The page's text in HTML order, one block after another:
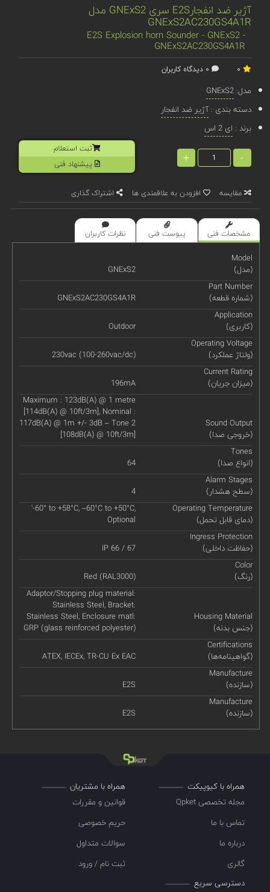
آژیر ضد انفجارE2S سری GNExS2 مدل
GNExS2AC230GS4A1R
E2S Explosion horn Sounder - GNExS2 -
GNExS2AC230GS4A1R
مدل:GNExS2
دسته بندی :آژیر ضد انفجار
برند : ای 2 اس
-
+
ثبت استعلام
پیشنهاد فنی
مقایسه افزودن به علاقمندی ها اشتراک گذاری
مشخصات فنی پیوست فنی نظرات کاربران
Model
(مدل)
GNExS2
Part Number
(شماره قطعه)
GNExS2AC230GS4A1R
Application
(کاربری)
Outdoor
Operating Voltage
(ولتاژ عملکرد)
230vac (100-260vac/dc)
Current Rating
(میزان جریان)
196mA
Sound Output
(خروجی صدا)
Maximum : 123dB(A) @ 1 metre
[114dB(A) @ 10ft/3m], Nominal :
117dB(A) @ 1m +/- 3dB – Tone 2
[108dB(A) @ 10ft/3m]
Tones
(انواع صدا)
64
Alarm Stages
(سطح هشدار)
4
Operating Temperature
(دمای قابل تحمل)
'-60° to +58°C, –60°C to +50°C,
Optional
Ingress Protection
(حفاظت داخلی)
IP 66 / 67
Color
(رنگ)
Red (RAL3000)
Housing Material
(جنس بدنه)
Adaptor/Stopping plug material:
Stainless Steel, Bracket:
Stainless Steel, Enclosure matl:
GRP (glass reinforced polyester)
Certifications
(گواهینامه‌ها)
ATEX, IECEx, TR-CU Ex EAC
Manufacture
(سازنده)
E2S
Manufacture
(سازنده)
E2S
همراه با کیوپیکت
مجله تخصصی Qpket
تماس با ما
درباره ما
گالری
همراه با مشتریان
قوانین و مقررات
حریم خصوصی
سوالات متداول
ثبت نام / ورود
دسترسی سریع